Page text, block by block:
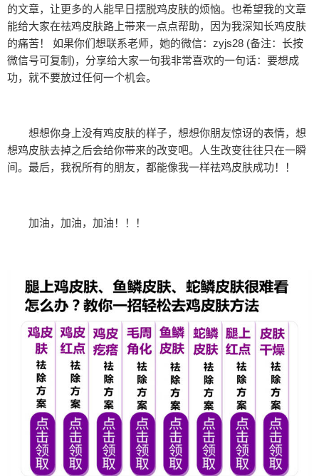
的文章，让更多的人能早日摆脱鸡皮肤的烦恼。也希望我的文章
能给大家在祛鸡皮肤路上带来一点点帮助，因为我深知长鸡皮肤
的痛苦！ 如果你们想联系老师，她的微信：zyjs28 (备注：长按
微信号可复制)，分享给大家一句我非常喜欢的一句话：要想成
功，就不要放过任何一个机会。
想想你身上没有鸡皮肤的样子，想想你朋友惊讶的表情，想
想鸡皮肤去掉之后会给你带来的改变吧。人生改变往往只在一瞬
间。最后，我祝所有的朋友，都能像我一样祛鸡皮肤成功！！
加油，加油，加油！！！